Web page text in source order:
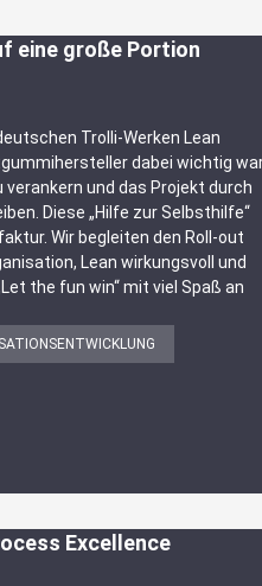
eine große Portion
Trolli-Werken Lean
dabei wichtig
und das Projekt durch
Diese „Hilfe zur Selbsthilfe“
Wir begleiten den Roll-out
Lean wirkungsvoll und
the fun win“ mit viel Spaß an
Excellence